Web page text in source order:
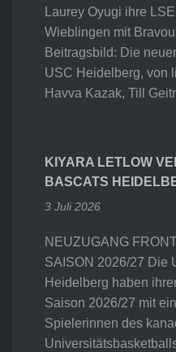
Laurey Oyugi ihre
Wieblingen mit
Beitragsbild: Die
USC Heidelberg, von
Havva Kazak, Till
KIYARA LETLOW
BASCATS
3 Juli 2026
NEUZUGANG
SAISON 2026/27 Die
Heidelberg haben
Saison 2026/27 mit
Spielerinnen des